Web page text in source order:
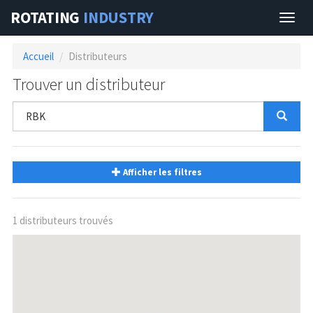
ROTATING INDUSTRY
Accueil Distributeurs
Trouver un distributeur
Afficher les filtres
1 distributeurs trouvés